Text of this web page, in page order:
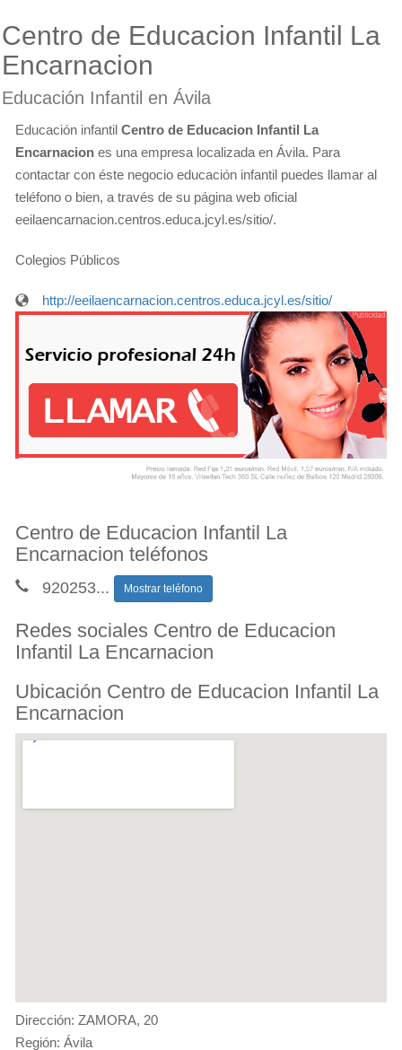
Centro de Educacion Infantil La
Encarnacion
Educación Infantil en Ávila
Educación infantil Centro de Educacion Infantil La
Encarnacion es una empresa localizada en Ávila. Para
contactar con éste negocio educación infantil puedes llamar al
teléfono o bien, a través de su página web oficial
eeilaencarnacion.centros.educa.jcyl.es/sitio/.
Colegios Públicos
http://eeilaencarnacion.centros.educa.jcyl.es/sitio/
Centro de Educacion Infantil La
Encarnacion teléfonos
920253... Mostrar teléfono
Redes sociales Centro de Educacion
Infantil La Encarnacion
Ubicación Centro de Educacion Infantil La
Encarnacion
Dirección: ZAMORA, 20
Región: Ávila